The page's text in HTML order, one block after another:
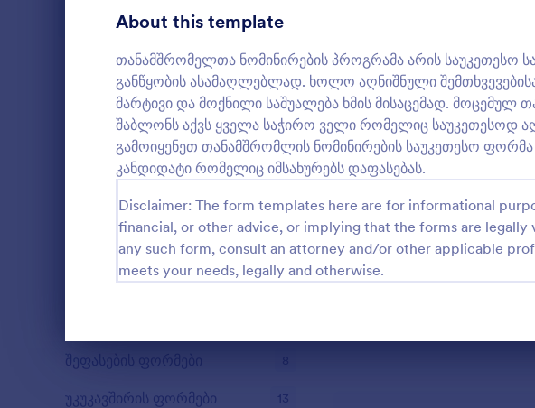
About this template
თანამშრომელთა ნომინირების პროგრამა არის საუკეთესო
განწყობის ასამაღლებლად. ხოლო აღნიშნული
მარტივი და მოქნილი საშუალება ხმის მისაცემად.
შაბლონს აქვს ყველა საჭირო ველი რომელიც საუკეთესოდ
გამოიყენეთ თანამშრომლის ნომინირების საუკეთესო
კანდიდატი რომელიც იმსახურებს დაფასებას.
Disclaimer: The form templates here are for informational
financial, or other advice, or implying that the forms are legally
any such form, consult an attorney and/or other applicable
meets your needs, legally and otherwise.
იდეალურია კომპანიებისათვის,
რომლებიც აწარმოებენ
მაისურებს. ფორმა საშუალებას
მომხმარებლებს აირჩიონ მაისურის
სასურველი დიზაინი, ფერისა და
Go to Category:
ხმის მიცემა
ხმის მიცემა 5
ჩანაწერების ფორმები 4
5
დაჯილდოების ფორმები 5
გამოთვლის ფორმები 4
კონტენტის ფორმები 3
დონაციის ფორმები 9
დასაქმების ფორმები 14
შეფასების ფორმები
უკუკავშირის ფორმები 13